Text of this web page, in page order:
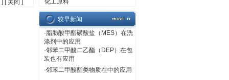
] [ 关闭 ]
化工原料
较早新闻
·脂肪酸甲酯磺酸盐（MES）在洗
涤剂中的应用
·邻苯二甲酸二乙酯（DEP）在包
装也有应用
·邻苯二甲酸酯类物质在中的应用